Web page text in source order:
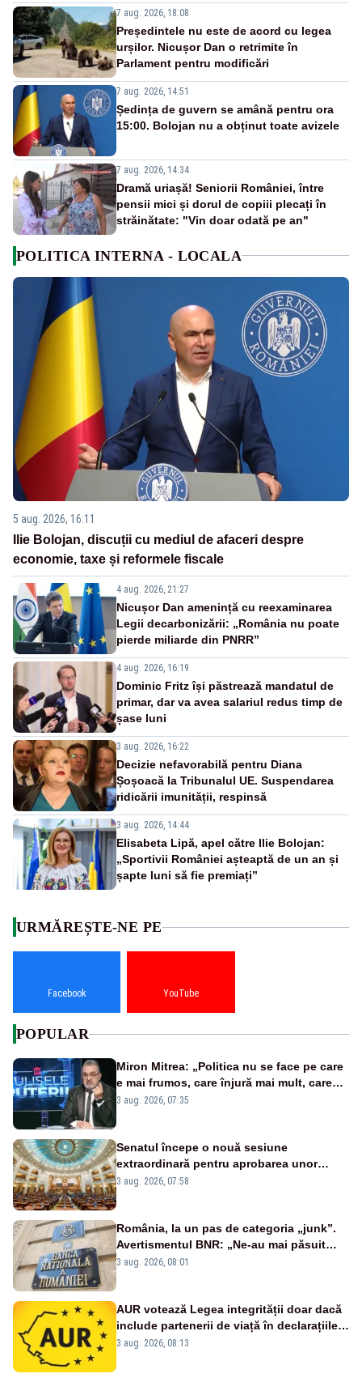
7 aug. 2026, 18:08
Președintele nu este de acord cu legea
urșilor. Nicușor Dan o retrimite în
Parlament pentru modificări
7 aug. 2026, 14:51
Ședința de guvern se amână pentru ora
15:00. Bolojan nu a obținut toate avizele
7 aug. 2026, 14:34
Dramă uriașă! Seniorii României, între
pensii mici și dorul de copiii plecați în
străinătate: "Vin doar odată pe an"
POLITICA INTERNA - LOCALA
5 aug. 2026, 16:11
Ilie Bolojan, discuții cu mediul de afaceri despre
economie, taxe și reformele fiscale
4 aug. 2026, 21:27
Nicușor Dan amenință cu reexaminarea
Legii decarbonizării: „România nu poate
pierde miliarde din PNRR”
4 aug. 2026, 16:19
Dominic Fritz își păstrează mandatul de
primar, dar va avea salariul redus timp de
șase luni
3 aug. 2026, 16:22
Decizie nefavorabilă pentru Diana
Șoșoacă la Tribunalul UE. Suspendarea
ridicării imunității, respinsă
3 aug. 2026, 14:44
Elisabeta Lipă, apel către Ilie Bolojan:
„Sportivii României așteaptă de un an și
șapte luni să fie premiați”
URMĂREȘTE-NE PE
Facebook YouTube
POPULAR
Miron Mitrea: „Politica nu se face pe care
e mai frumos, care înjură mai mult, care
țipă mai tare, ci pe proiecte”
3 aug. 2026, 07:35
Senatul începe o nouă sesiune
extraordinară pentru aprobarea unor
jaloane din PNRR
3 aug. 2026, 07:58
România, la un pas de categoria „junk”.
Avertismentul BNR: „Ne-au mai păsuit
pentru câteva luni”
3 aug. 2026, 08:01
AUR votează Legea integrității doar dacă
include partenerii de viață în declarațiile
de avere și interese, așa cum a anunțat
3 aug. 2026, 08:13